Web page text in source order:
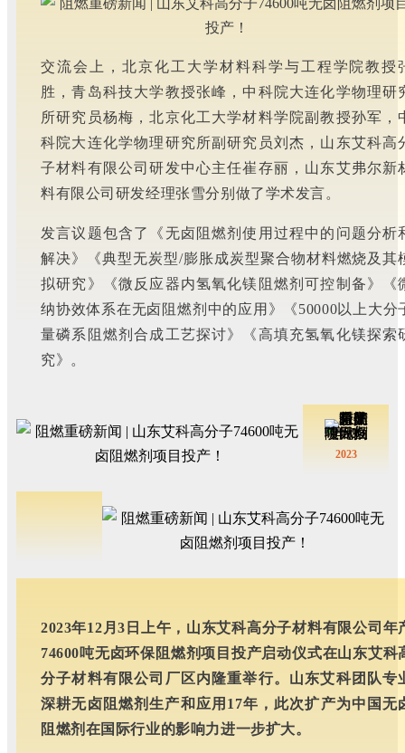
交流会上，北京化工大学材料科学与工程学院教授
胜，青岛科技大学教授张峰，中科院大连化学物理研
所研究员杨梅，北京化工大学材料学院副教授孙军，
科院大连化学物理研究所副研究员刘杰，山东艾科高
子材料有限公司研发中心主任崔存丽，山东艾弗尔新
料有限公司研发经理张雪分别做了学术发言。
发言议题包含了《无卤阻燃剂使用过程中的问题分析
解决》《典型无炭型/膨胀成炭型聚合物材料燃烧及其
拟研究》《微反应器内氢氧化镁阻燃剂可控制备》《
纳协效体系在无卤阻燃剂中的应用》《50000以上大分
量磷系阻燃剂合成工艺探讨》《高填充氢氧化镁探索
究》。
2023
2023年12月3日上午，山东艾科高分子材料有限公司年
74600吨无卤环保阻燃剂项目投产启动仪式在山东艾科
分子材料有限公司厂区内隆重举行。山东艾科团队专
深耕无卤阻燃剂生产和应用17年，此次扩产为中国无
阻燃剂在国际行业的影响力进一步扩大。